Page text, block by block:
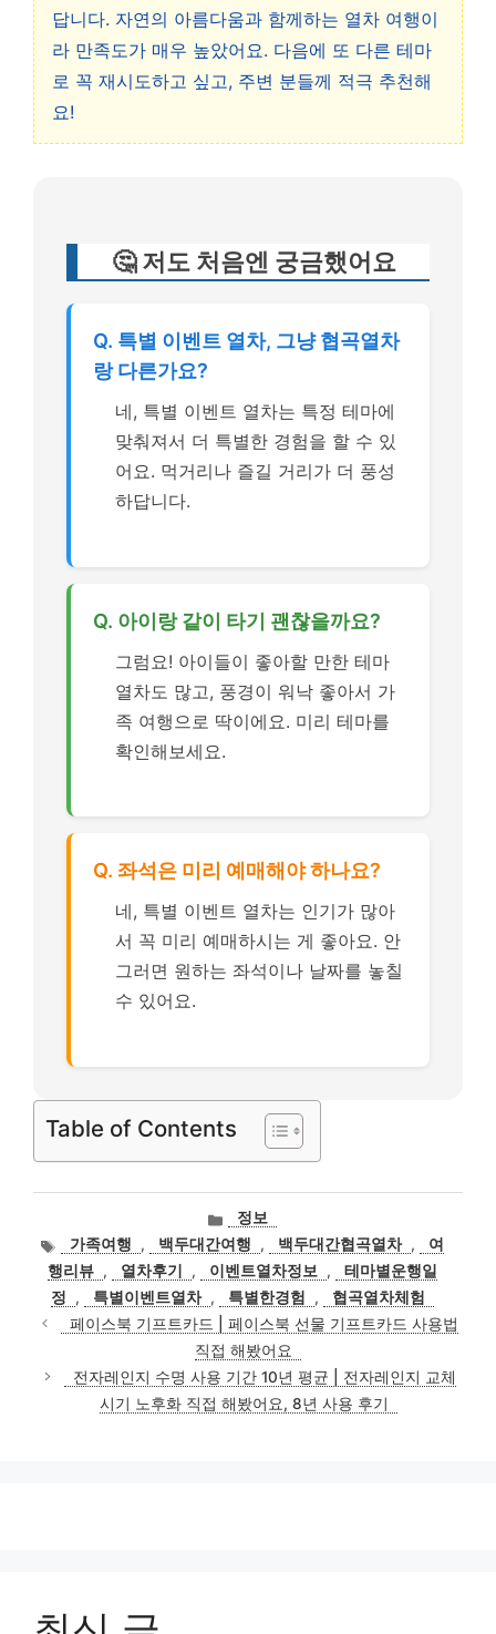
답니다. 자연의 아름다움과 함께하는 열차 여행이
라 만족도가 매우 높았어요. 다음에 또 다른 테마
로 꼭 재시도하고 싶고, 주변 분들께 적극 추천해
요!
🤔 저도 처음엔 궁금했어요
Q. 특별 이벤트 열차, 그냥 협곡열차
랑 다른가요?
네, 특별 이벤트 열차는 특정 테마에
맞춰져서 더 특별한 경험을 할 수 있
어요. 먹거리나 즐길 거리가 더 풍성
하답니다.
Q. 아이랑 같이 타기 괜찮을까요?
그럼요! 아이들이 좋아할 만한 테마
열차도 많고, 풍경이 워낙 좋아서 가
족 여행으로 딱이에요. 미리 테마를
확인해보세요.
Q. 좌석은 미리 예매해야 하나요?
네, 특별 이벤트 열차는 인기가 많아
서 꼭 미리 예매하시는 게 좋아요. 안
그러면 원하는 좌석이나 날짜를 놓칠
수 있어요.
Table of Contents
카
테
고
리
정보
태
그
가족여행 , 백두대간여행 , 백두대간협곡열차 ,
여
행리뷰 , 열차후기 , 이벤트열차정보 ,
테마별운행일
정
, 특별이벤트열차 , 특별한경험 ,
협곡열차체험
페이스북 기프트카드 | 페이스북 선물 기프트카드 사용법
직접 해봤어요
전자레인지 수명 사용 기간 10년 평균 | 전자레인지 교체
시기 노후화 직접 해봤어요, 8년 사용 후기